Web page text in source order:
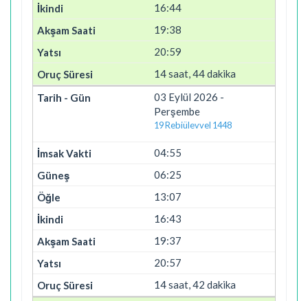
16:44
19:38
20:59
14 saat, 44 dakika
03 Eylül 2026 -
Perşembe
19 Rebiülevvel 1448
04:55
06:25
13:07
16:43
19:37
20:57
14 saat, 42 dakika